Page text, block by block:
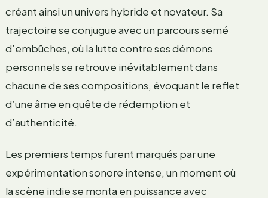
créant ainsi un univers hybride et novateur. Sa
trajectoire se conjugue avec un parcours semé
d’embûches, où la lutte contre ses démons
personnels se retrouve inévitablement dans
chacune de ses compositions, évoquant le reflet
d’une âme en quête de rédemption et
d’authenticité.
Les premiers temps furent marqués par une
expérimentation sonore intense, un moment où
la scène indie se monta en puissance avec